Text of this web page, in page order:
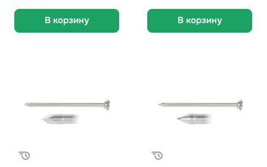
В корзину В корзину